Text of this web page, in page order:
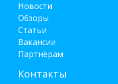
Новости
Обзоры
Статьи
Вакансии
Партнёрам
Контакты